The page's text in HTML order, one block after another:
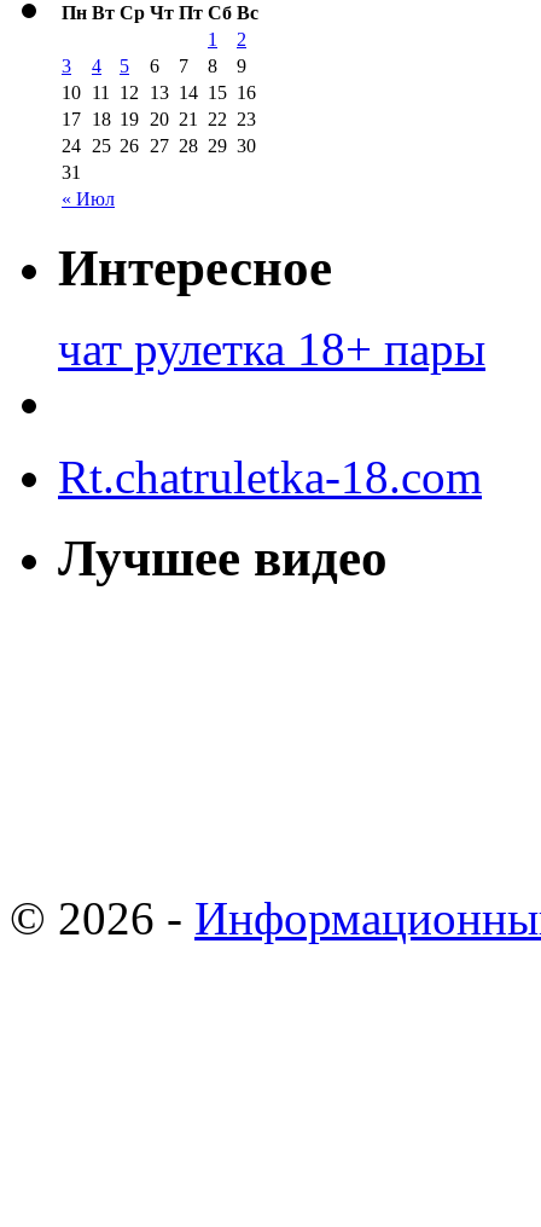
Пн Вт Ср Чт Пт Сб Вс
« Июл
1
2
3
4 5 6 7 8
9
10 11 12 13 14 15 16
17 18 19 20 21 22 23
24 25 26 27 28 29 30
31
Интересное
чат рулетка 18+ пары
Rt.chatruletka-18.com
Лучшее видео
© 2026 -